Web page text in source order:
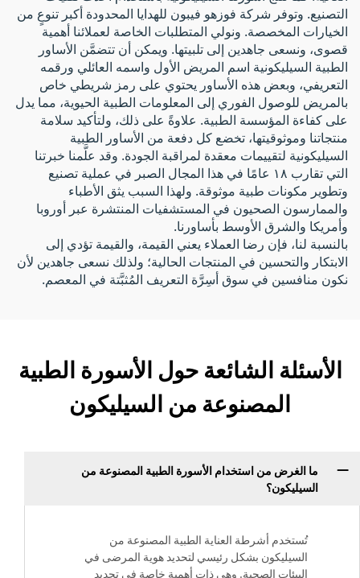
التصنيع. وتوفر شركة فوزهو فيبون للهدايا المحدودة أكبر تنوعٍ من
الخيارات المخصصة. ونولي المتطلبات الخاصة لعملائنا أهمية
قصوى، ونسعى جاهدين إلى تلبيتها. ويمكن أن تتضمَّن الأساور
الطبية السيليكونية اسم المريض الأول واسمه العائلي ورقمه
التعريفي، وبعض هذه الأساور يحتوي على رمز شريطي خاص
بالمريض للوصول الفوري إلى المعلومات الطبية الحيوية، مما يدل
على كفاءة المؤسسة الطبية. علاوةً على ذلك، ولتأكيد سلامة
منتجاتنا وموثوقيتها، تخضع كل دفعة من الأساور الطبية
السيليكونية لتقييمات معقدة لمراقبة الجودة. وقد علَّمنا خبرتنا
التي تقارب ١٨ عامًا في هذا المجال الصبر في عملية تصنيع
وتطوير مكونات طبية موثوقة. ولهذا السبب يثق الأطباء
والممارسون الصحيون في المستشفيات المنتشرة عبر أوروبا
وأمريكا والشرق الأوسط بأساورنا.
بالنسبة لنا، فإن رضا العملاء يعني القيمة، والقيمة تؤدي إلى
الابتكار والتحسين في المنتجات الحالية؛ ولذلك نسعى جاهدين لأن
نكون منافسين في سوق أسِرَّة التعريف المُثبَّتة في المعصم.
الأسئلة الشائعة حول الأسورة الطبية
المصنوعة من السيليكون
ما الغرض من استخدام الأسورة الطبية المصنوعة من
السيليكون؟
تُستخدم أشرطة العناية الطبية المصنوعة من
السيليكون بشكل رئيسي لتحديد هوية المرضى في
البيئات الصحية. وهي ذات أهمية خاصة في تحديد